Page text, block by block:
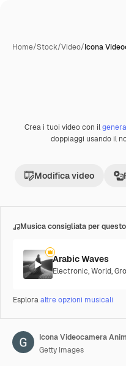
Home/Stock/Video/Icona
Premium
Crea i tuoi video con il
doppiaggi usando il
Modifica video
Musica consigliata per
Arabic Waves
Electronic,World,
Esploraaltre opzioni musicali
Getty Images